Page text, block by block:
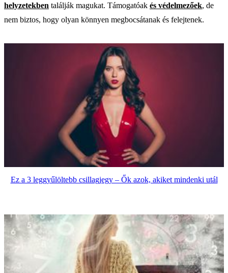
helyzetekben találják magukat. Támogatóak és védelmezőek, de
nem biztos, hogy olyan könnyen megbocsátanak és felejtenek.
Ez a 3 leggyűlöltebb csillagjegy – Ők azok, akiket mindenki utál